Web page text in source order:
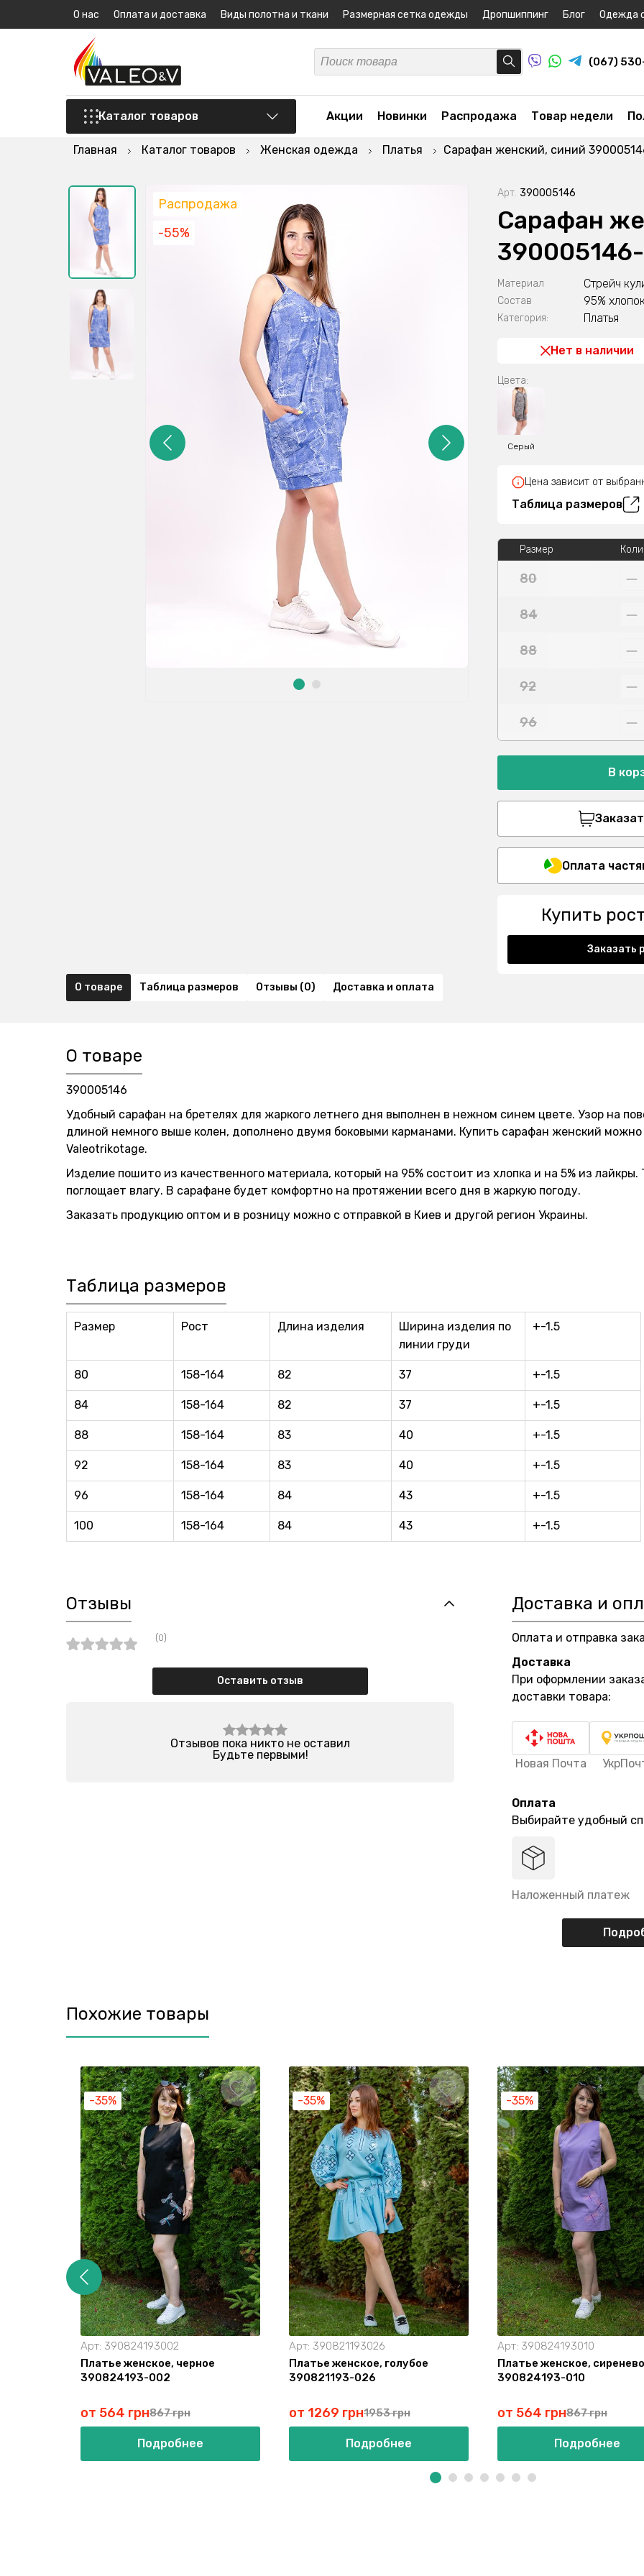
О нас Оплата и доставка Виды полотна и ткани Размерная сетка одежды Дропшиппинг Блог Одежда
(067)
Каталог товаров Акции Новинки Распродажа Товар недели
Главная Каталог товаров Женская одежда Платья Сарафан женский, синий
Распродажа
-55%
Арт. 390005146
Сарафан
Материал Стрейч
Состав 95%
Категория: Платья
Нет в наличии
Цвета:
Серый
Цена зависит от
Таблица размеров
Размер
80
84
88
92
96
В
Оплата
Купить
Заказать
О товаре Таблица размеров Отзывы (0) Доставка и оплата
О товаре
390005146
Удобный сарафан на бретелях для жаркого летнего дня выполнен в нежном синем цвете. Узор на
длиной немного выше колен, дополнено двумя боковыми карманами. Купить сарафан женский
Valeotrikotage.
Изделие пошито из качественного материала, который на 95% состоит из хлопка и на 5% из
поглощает влагу. В сарафане будет комфортно на протяжении всего дня в жаркую погоду.
Заказать продукцию оптом и в розницу можно с отправкой в Киев и другой регион Украины.
Таблица размеров
Размер Рост Длина изделия
Ширина изделия по
линии груди
+-1.5
80 158-164 82 37 +-1.5
84 158-164 82 37 +-1.5
88 158-164 83 40 +-1.5
92 158-164 83 40 +-1.5
96 158-164 84 43 +-1.5
100 158-164 84 43 +-1.5
Отзывы
(0)
Оставить отзыв
Отзывов пока никто не оставил
Будьте первыми!
Доставка и
Оплата и отправка
Доставка
При оформлении
доставки товара:
Новая Почта
Оплата
Выбирайте удобный
Наложенный платеж
Похожие товары
-35%
Арт: 390824193002
Платье женское, черное
390824193-002
от 564 грн867 грн
Подробнее
-35%
Арт: 390821193026
Платье женское, голубое
390821193-026
от 1269 грн1953 грн
Подробнее
-35%
Арт: 390824193010
Платье женское,
390824193-010
от 564 грн867 грн
Подробнее